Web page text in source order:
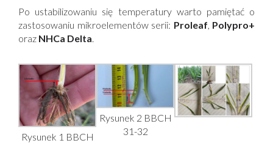
Po ustabilizowaniu się temperatury warto pamiętać o
zastosowaniu mikroelementów serii: Proleaf, Polypro+
oraz NHCa Delta.
Rysunek 1 BBCH
Rysunek 2 BBCH
31-32